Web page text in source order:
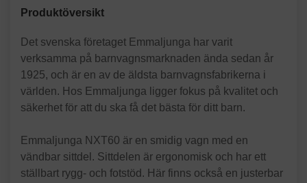
Produktöversikt
Det svenska företaget Emmaljunga har varit
verksamma på barnvagnsmarknaden ända sedan år
1925, och är en av de äldsta barnvagnsfabrikerna i
världen. Hos Emmaljunga ligger fokus på kvalitet och
säkerhet för att du ska få det bästa för ditt barn.
Emmaljunga NXT60 är en smidig vagn med en
vändbar sittdel. Sittdelen är ergonomisk och har ett
ställbart rygg- och fotstöd. Här finns också en justerbar